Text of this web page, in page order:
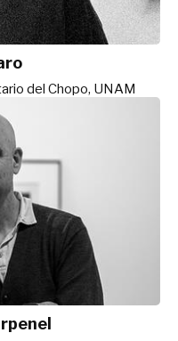
del Chopo, UNAM